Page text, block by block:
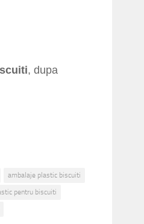
, dupa
ambalaje plastic biscuiti
pentru biscuiti